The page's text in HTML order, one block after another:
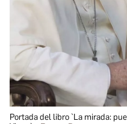
Portada del libro `La mirada: